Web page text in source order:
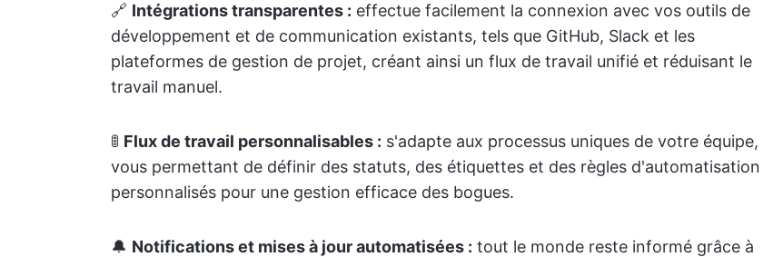
🔗 Intégrations transparentes : effectue facilement la connexion avec vos outils de
développement et de communication existants, tels que GitHub, Slack et les
plateformes de gestion de projet, créant ainsi un flux de travail unifié et réduisant le
travail manuel.
🚦 Flux de travail personnalisables : s'adapte aux processus uniques de votre équipe,
vous permettant de définir des statuts, des étiquettes et des règles d'automatisation
personnalisés pour une gestion efficace des bogues.
🔔 Notifications et mises à jour automatisées : tout le monde reste informé grâce à